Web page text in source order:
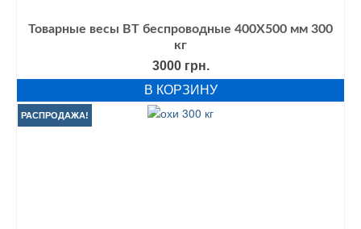
Товарные весы ВТ беспроводные 400Х500 мм 300
кг
3000 грн.
В КОРЗИНУ
РАСПРОДАЖА!